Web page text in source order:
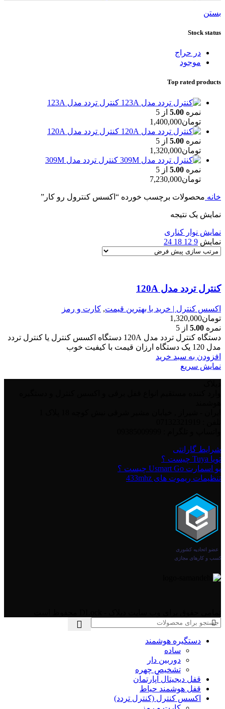
بستن
Stock status
در حراج
موجود
Top rated products
کنترل تردد مدل 123A
نمره 5.00 از 5
تومان1,400,000
کنترل تردد مدل 120A
نمره 5.00 از 5
تومان1,320,000
کنترل تردد مدل 309M
نمره 5.00 از 5
تومان7,230,000
خانه محصولات برچسب خورده “اکسس کنترول رو کار”
نمایش یک نتیجه
نمایش نوار کناری
نمایش 9
12
18
24
کنترل تردد مدل 120A
اکسس کنترل | خرید با بهترین قیمت, کارت و رمز
تومان1,320,000
نمره 5.00 از 5
دستگاه کنترل تردد مدل 120A دستگاه اکسس کنترل یا کنترل تردد
مدل 120 یک دستگاه ارزان قیمت با کیفیت خوب
افزودن به سبد خرید
نمایش سریع
شرایط گارانتی
تویا Tuya چیست ؟
یو اسمارت Usmart Go چیست ؟
تنظیمات ریموت های 433mhz
دستگیره هوشمند
ساده
دوربین دار
تشخیص چهره
قفل دیجیتال آپارتمان
قفل هوشمند حیاط
اکسس کنترل (کنترل تردد)